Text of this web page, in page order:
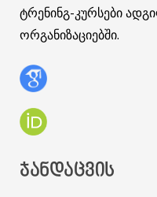
ტრენინგ-კურსები
ორგანიზაციებში.
ᲯᲐᲜᲓᲐᲪᲕᲘᲡ